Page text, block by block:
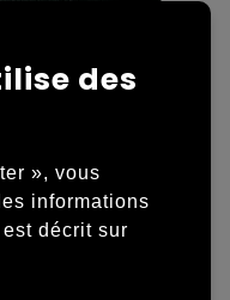
des
», vous
informations
décrit sur